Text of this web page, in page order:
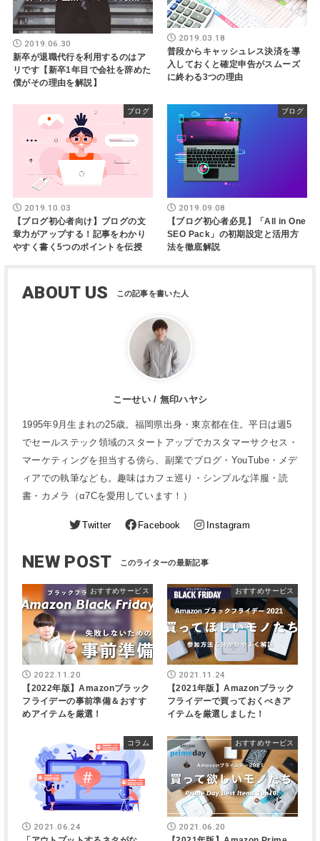
2019.06.30
新卒が退職代行を利用するのはア
リです【新卒1年目で会社を辞めた
僕がその理由を解説】
2019.03.18
普段からキャッシュレス決済を導
入しておくと確定申告がスムーズ
に終わる3つの理由
ブログ
2019.10.03
【ブログ初心者向け】ブログの文
章力がアップする！記事をわかり
やすく書く5つのポイントを伝授
ブログ
2019.09.08
【ブログ初心者必見】「All in One
SEO Pack」の初期設定と活用方
法を徹底解説
ABOUT US
こーせい / 無印ハヤシ
1995年9月生まれの25歳。福岡県出身・東京都在住。平日は週5
でセールステック領域のスタートアップでカスタマーサクセス・
マーケティングを担当する傍ら、副業でブログ・YouTube・メデ
ィアでの執筆なども。趣味はカフェ巡り・シンプルな洋服・読
書・カメラ（α7Cを愛用しています！）
Twitter Facebook Instagram
NEW POST
おすすめサービス
2022.11.20
【2022年版】Amazonブラック
フライデーの事前準備＆おすす
めアイテムを厳選！
おすすめサービス
2021.11.24
【2021年版】Amazonブラック
フライデーで買っておくべきア
イテムを厳選しました！
コラム
2021.06.24
おすすめサービス
2021.06.20